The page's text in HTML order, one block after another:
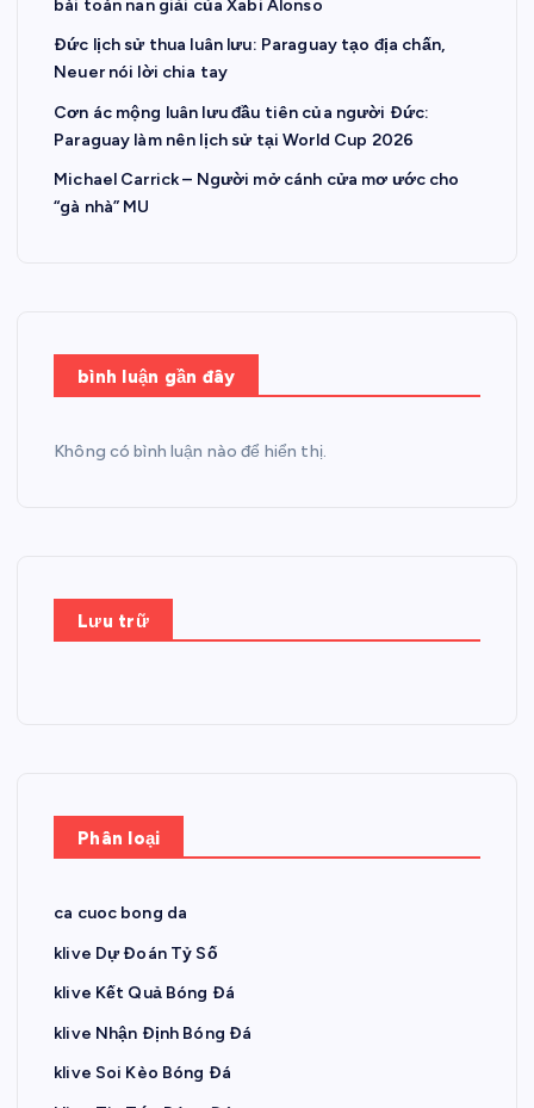
bài toán nan giải của Xabi Alonso
Đức lịch sử thua luân lưu: Paraguay tạo địa chấn,
Neuer nói lời chia tay
Cơn ác mộng luân lưu đầu tiên của người Đức:
Paraguay làm nên lịch sử tại World Cup 2026
Michael Carrick – Người mở cánh cửa mơ ước cho
“gà nhà” MU
bình luận gần đây
Không có bình luận nào để hiển thị.
Lưu trữ
Phân loại
ca cuoc bong da
klive Dự Đoán Tỷ Số
klive Kết Quả Bóng Đá
klive Nhận Định Bóng Đá
klive Soi Kèo Bóng Đá